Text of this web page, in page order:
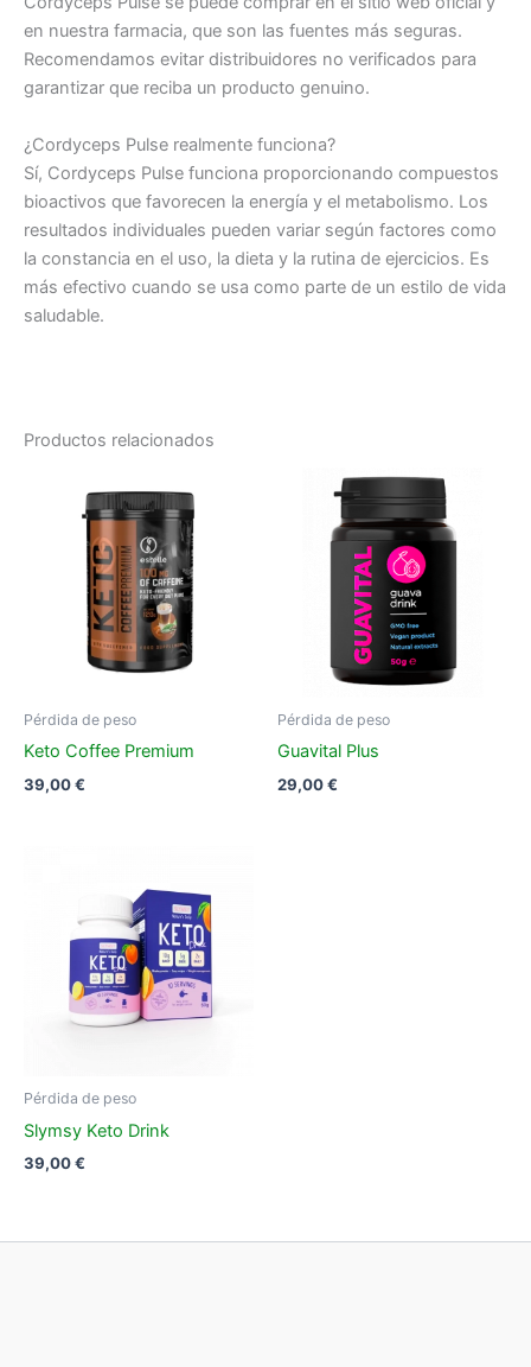
en nuestra farmacia, que son las fuentes más seguras.
Recomendamos evitar distribuidores no verificados para
garantizar que reciba un producto genuino.
¿Cordyceps Pulse realmente funciona?
Sí, Cordyceps Pulse funciona proporcionando compuestos
bioactivos que favorecen la energía y el metabolismo. Los
resultados individuales pueden variar según factores como
la constancia en el uso, la dieta y la rutina de ejercicios. Es
más efectivo cuando se usa como parte de un estilo de vida
saludable.
Productos relacionados
Pérdida de peso
Keto Coffee Premium
39,00€
Pérdida de peso
Guavital Plus
29,00€
Pérdida de peso
Slymsy Keto Drink
39,00€